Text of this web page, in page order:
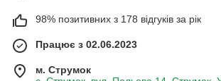
98% позитивних з 178 відгуків за рік
Працює з 02.06.2023
м. Струмок